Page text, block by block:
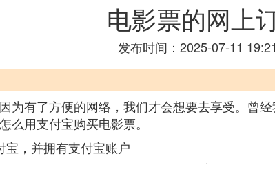
电影票的网上
发布时间：2025-07-11
为有了方便的网络，我们才会想要去享受。曾
么用支付宝购买电影票。
宝，并拥有支付宝账户